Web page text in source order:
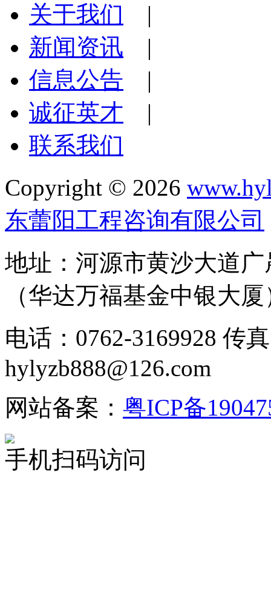
关于我们 |
新闻资讯 |
信息公告 |
诚征英才 |
联系我们
Copyright © 2026
东蕾阳工程咨询有限公司
地址：河源市黄沙大道
（华达万福基金中银大厦
电话：0762-3169928 传
hylyzb888@126.com
网站备案： 粤ICP备
手机扫码访问